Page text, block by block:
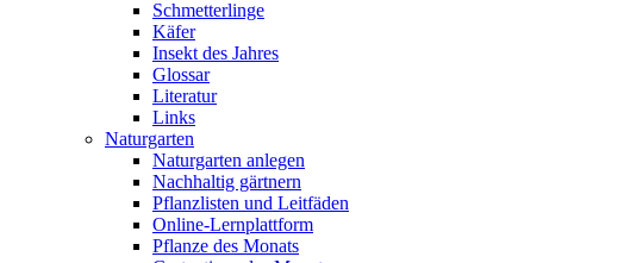
Schmetterlinge
Käfer
Insekt des Jahres
Glossar
Literatur
Links
Naturgarten
Naturgarten anlegen
Nachhaltig gärtnern
Pflanzlisten und Leitfäden
Online-Lernplattform
Pflanze des Monats